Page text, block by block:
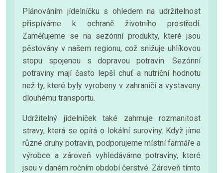
Plánováním jídelníčku s ohledem na udržitelnost
přispíváme k ochraně životního prostředí.
Zaměřujeme se na sezónní produkty, které jsou
pěstovány v našem regionu, což snižuje uhlíkovou
stopu spojenou s dopravou potravin. Sezónní
potraviny mají často lepší chuť a nutriční hodnotu
než ty, které byly vyrobeny v zahraničí a vystaveny
dlouhému transportu.
Udržitelný jídelníček také zahrnuje rozmanitost
stravy, která se opírá o lokální suroviny. Když jíme
různé druhy potravin, podporujeme místní farmáře a
výrobce a zároveň vyhledáváme potraviny, které
jsou v daném ročním období čerstvé. Zároveň tímto